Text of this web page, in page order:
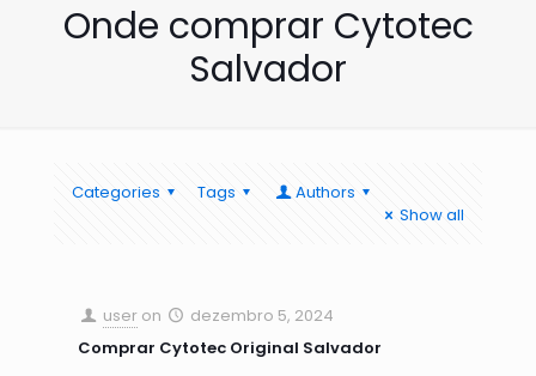
Onde comprar Cytotec
Salvador
Categories Tags
Authors
Show all
user on
dezembro 5, 2024
Comprar Cytotec Original Salvador